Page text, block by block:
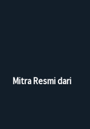
Mitra Resmi dari